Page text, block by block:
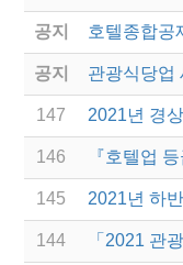
공지 호텔종합공
공지 관광식당업
147 2021년 경
146 『호텔업
145 2021년 하
144 「2021 관